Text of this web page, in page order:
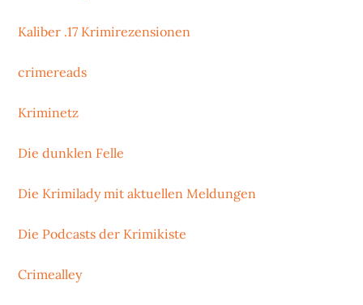
Kaliber .17 Krimirezensionen
crimereads
Kriminetz
Die dunklen Felle
Die Krimilady mit aktuellen Meldungen
Die Podcasts der Krimikiste
Crimealley